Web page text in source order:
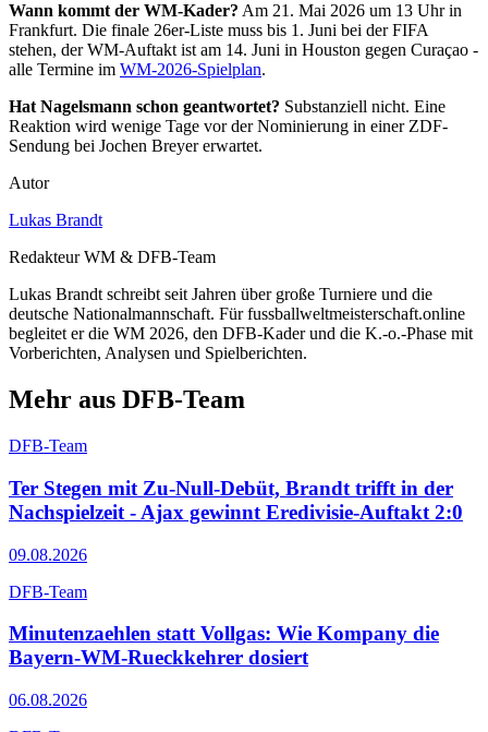
Wann kommt der WM-Kader? Am 21. Mai 2026 um 13 Uhr in
Frankfurt. Die finale 26er-Liste muss bis 1. Juni bei der FIFA
stehen, der WM-Auftakt ist am 14. Juni in Houston gegen Curaçao -
alle Termine im WM-2026-Spielplan.
Hat Nagelsmann schon geantwortet? Substanziell nicht. Eine
Reaktion wird wenige Tage vor der Nominierung in einer ZDF-
Sendung bei Jochen Breyer erwartet.
Autor
Lukas Brandt
Redakteur WM & DFB-Team
Lukas Brandt schreibt seit Jahren über große Turniere und die
deutsche Nationalmannschaft. Für fussballweltmeisterschaft.online
begleitet er die WM 2026, den DFB-Kader und die K.-o.-Phase mit
Vorberichten, Analysen und Spielberichten.
Mehr aus DFB-Team
DFB-Team
Ter Stegen mit Zu-Null-Debüt, Brandt trifft in der
Nachspielzeit - Ajax gewinnt Eredivisie-Auftakt 2:0
09.08.2026
DFB-Team
Minutenzaehlen statt Vollgas: Wie Kompany die
Bayern-WM-Rueckkehrer dosiert
06.08.2026